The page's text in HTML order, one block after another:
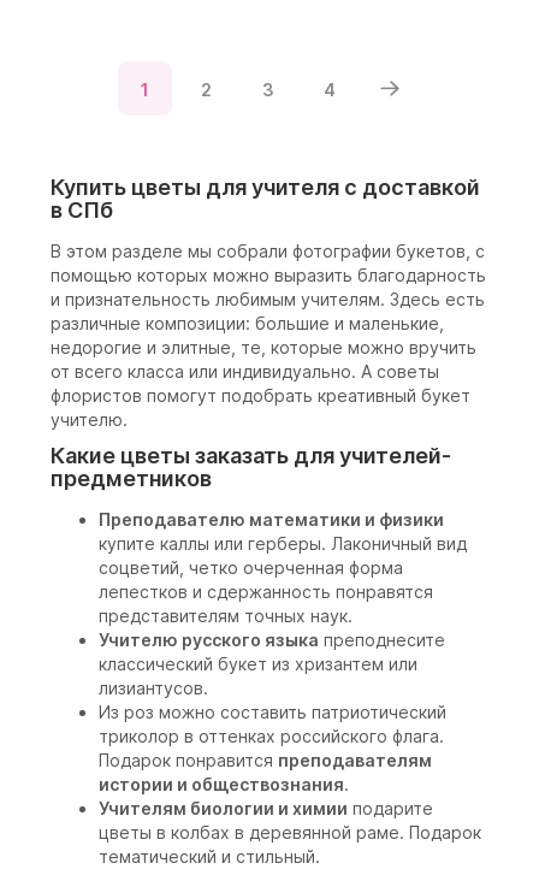
1 2 3 4
Купить цветы для учителя с доставкой
в СПб
В этом разделе мы собрали фотографии букетов, с
помощью которых можно выразить благодарность
и признательность любимым учителям. Здесь есть
различные композиции: большие и маленькие,
недорогие и элитные, те, которые можно вручить
от всего класса или индивидуально. А советы
флористов помогут подобрать креативный букет
учителю.
Какие цветы заказать для учителей-
предметников
Преподавателю математики и физики
купите каллы или герберы. Лаконичный вид
соцветий, четко очерченная форма
лепестков и сдержанность понравятся
представителям точных наук.
Учителю русского языка преподнесите
классический букет из хризантем или
лизиантусов.
Из роз можно составить патриотический
триколор в оттенках российского флага.
Подарок понравится преподавателям
истории и обществознания.
Учителям биологии и химии подарите
цветы в колбах в деревянной раме. Подарок
тематический и стильный.